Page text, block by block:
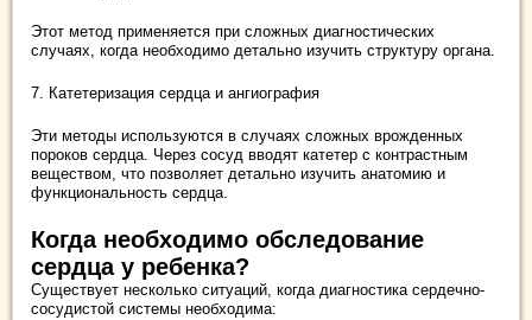
Этот метод применяется при сложных диагностических
случаях, когда необходимо детально изучить структуру органа.
7. Катетеризация сердца и ангиография
Эти методы используются в случаях сложных врожденных
пороков сердца. Через сосуд вводят катетер с контрастным
веществом, что позволяет детально изучить анатомию и
функциональность сердца.
Когда необходимо обследование
сердца у ребенка?
Существует несколько ситуаций, когда диагностика сердечно-
сосудистой системы необходима: